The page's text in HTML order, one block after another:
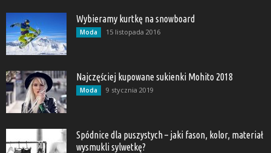
Wybieramy kurtkę na snowboard
Moda 15 listopada 2016
Najczęściej kupowane sukienki Mohito 2018
Moda 9 stycznia 2019
Spódnice dla puszystych – jaki fason, kolor, materiał
wysmukli sylwetkę?